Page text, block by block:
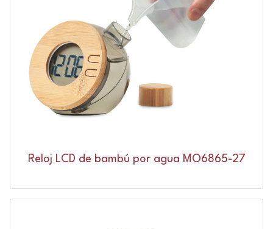
Reloj LCD de bambú por agua MO6865-27